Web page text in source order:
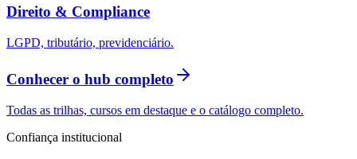
Direito & Compliance
LGPD, tributário, previdenciário.
Conhecer o hub completo
Todas as trilhas, cursos em destaque e o catálogo completo.
Confiança institucional